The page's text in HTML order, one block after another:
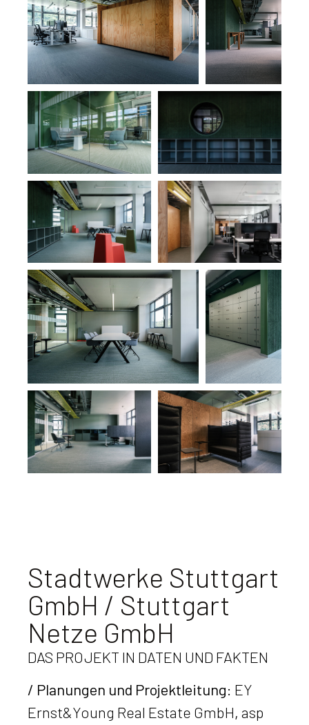
Stadtwerke Stuttgart
GmbH / Stuttgart
Netze GmbH
DAS PROJEKT IN DATEN UND FAKTEN
/ Planungen und Projektleitung: EY
Ernst&Young Real Estate GmbH, asp